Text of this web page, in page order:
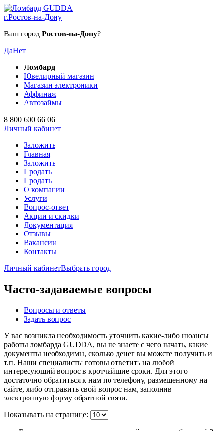
г.Ростов-на-Дону
Ваш город Ростов-на-Дону?
ДаНет
Ломбард
Ювелирный магазин
Магазин электроники
Аффинаж
Автозаймы
8 800 600 66 06
Личный кабинет
Заложить
Главная
Заложить
Продать
Продать
О компании
Услуги
Вопрос-ответ
Акции и скидки
Документация
Отзывы
Вакансии
Контакты
Личный кабинетВыбрать город
Часто-задаваемые вопросы
Вопросы и ответы
Задать вопрос
У вас возникла необходимость уточнить какие-либо нюансы
работы ломбарда GUDDA, вы не знаете с чего начать, какие
документы необходимы, сколько денег вы можете получить и
т.п. Наши специалисты готовы ответить на любой
интересующий вопрос в кротчайшие сроки. Для этого
достаточно обратиться к нам по телефону, размещенному на
сайте, либо отправить свой вопрос нам, заполнив
электронную форму обратной связи.
Показывать на странице: